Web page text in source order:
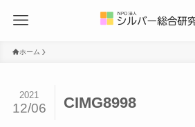
ホーム
CIMG8998
2021
12/06